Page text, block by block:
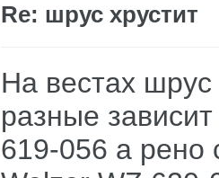
Re: шрус хрустит
На вестах
разные
619-056 а рено